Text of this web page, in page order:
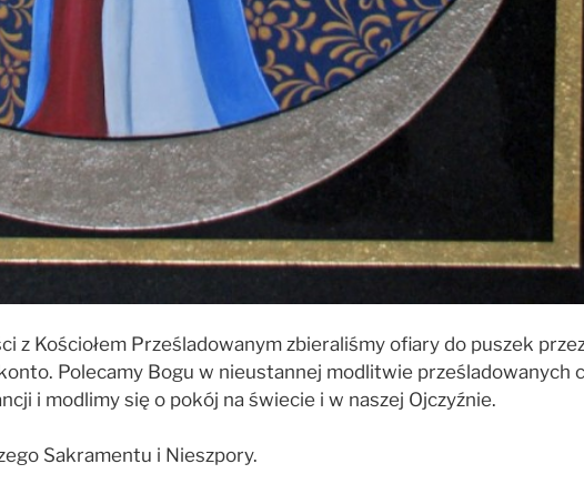
z Kościołem Prześladowanym zbieraliśmy ofiary do puszek
Polecamy Bogu w nieustannej modlitwie prześladowanych
i modlimy się o pokój na świecie i w naszej Ojczyźnie.
Sakramentu i Nieszpory.